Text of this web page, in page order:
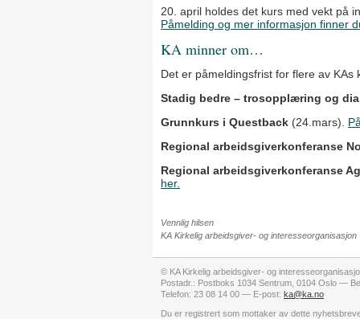
20. april holdes det kurs med vekt på
Påmelding og mer informasjon finner
KA minner om…
Det er påmeldingsfrist for flere av KAs
Stadig bedre – trosopplæring og
Grunnkurs i Questback (24.mars).
Regional arbeidsgiverkonferanse
Regional arbeidsgiverkonferanse
her.
Vennlig hilsen
KA Kirkelig arbeidsgiver- og interesseorganisasjon
© KA Kirkelig arbeidsgiver- og
Postadr.: Postboks 1034 Sentrum, 0104 Oslo —
Telefon: 23 08 14 00 — E-post: ka@ka.no
Du er registrert som mottaker av dette